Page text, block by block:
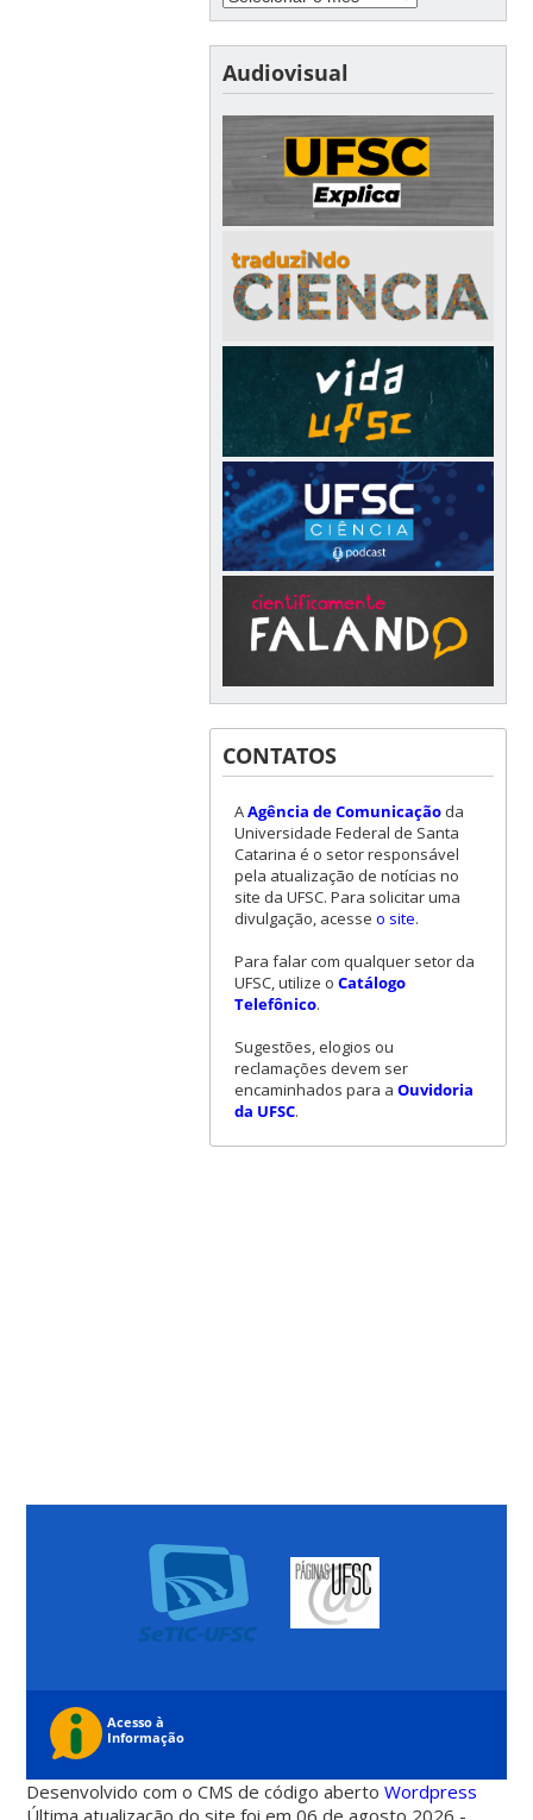
Audiovisual
CONTATOS
AAgência de Comunicaçãoda
Universidade Federal de Santa
Catarina é o setor responsável
pela atualização de notícias no
site da UFSC. Para solicitar uma
divulgação, acesse o site.
Para falar com qualquer setor da
UFSC, utilize o Catálogo
Telefônico.
Sugestões, elogios ou
reclamações devem ser
encaminhados para a Ouvidoria
da UFSC.
Desenvolvido com o CMS de código abertoWordpress
Última atualização do site foi em 06 de agosto 2026 -